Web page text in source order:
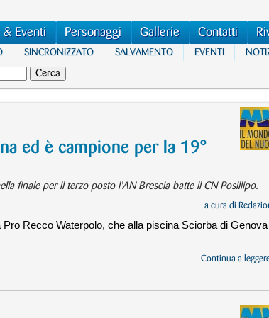
& Eventi Personaggi Gallerie Contatti
SINCRONIZZATO SALVAMENTO EVENTI
ed è campione per la 19°
finale per il terzo posto l'AN Brescia batte il CN Posillipo.
a cura di
Recco Waterpolo, che alla piscina Sciorba di Genova
Continua a